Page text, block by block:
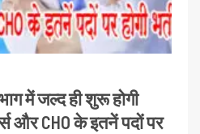
में जल्द ही शुरू होगी
और CHO के इतनें पदों पर